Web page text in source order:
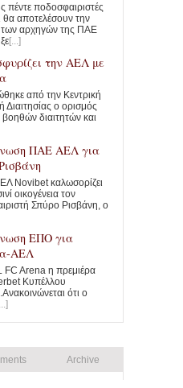
πέντε ποδοσφαιριστές
θα αποτελέσουν την
των αρχηγών της ΠΑΕ
[...]
την ΑΕΛ με
από την Κεντρική
Διαιτησίας ο ορισμός
βοηθών διαιτητών και
ΠΑΕ ΑΕΛ για
Novibet καλωσορίζει
οικογένεια τον
Σπύρο Ρισβάνη, ο
ΕΠΟ για
ΑΕΛ
FC Arena η πρεμιέρα
Κυπέλλου
ότι ο
Archive